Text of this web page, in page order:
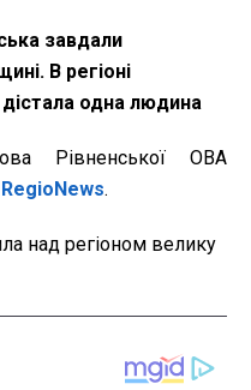
завдали
В регіоні
одна людина
Рівненської ОВА
RegioNews.
над регіоном велику